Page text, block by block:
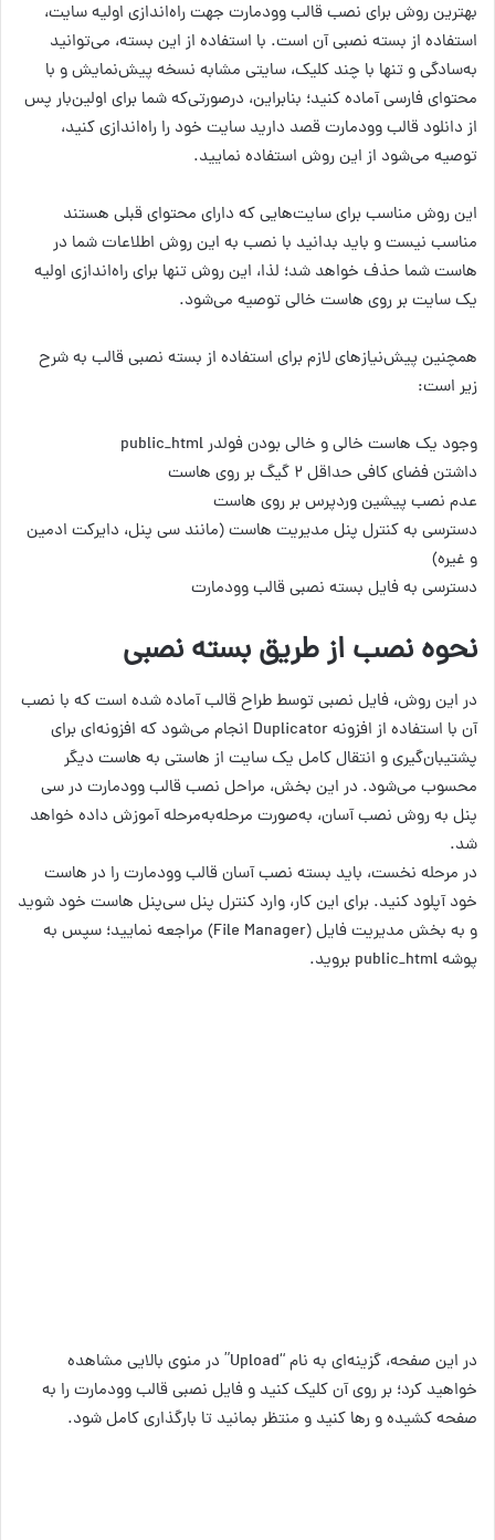
بهترین روش برای نصب قالب وودمارت جهت راه‌اندازی اولیه سایت،
استفاده از بسته نصبی آن است. با استفاده از این بسته، می‌توانید
به‌سادگی و تنها با چند کلیک، سایتی مشابه نسخه پیش‌نمایش و با
محتوای فارسی آماده کنید؛ بنابراین، درصورتی‌که شما برای اولین‌بار پس
از دانلود قالب وودمارت قصد دارید سایت خود را راه‌اندازی کنید،
توصیه می‌شود از این روش استفاده نمایید.
این روش مناسب برای سایت‌هایی که دارای محتوای قبلی هستند
مناسب نیست و باید بدانید با نصب به این روش اطلاعات شما در
هاست شما حذف خواهد شد؛ لذا، این روش تنها برای راه‌اندازی اولیه
یک سایت بر روی هاست خالی توصیه می‌شود.
همچنین پیش‌نیازهای لازم برای استفاده از بسته نصبی قالب به شرح
زیر است:
وجود یک هاست خالی و خالی بودن فولدر public_html
داشتن فضای کافی حداقل ۲ گیگ بر روی هاست
عدم نصب پیشین وردپرس بر روی هاست
دسترسی به کنترل پنل مدیریت هاست (مانند سی پنل، دایرکت ادمین
و غیره)
دسترسی به فایل بسته نصبی قالب وودمارت
نحوه نصب از طریق بسته نصبی
در این روش، فایل نصبی توسط طراح قالب آماده شده است که با نصب
آن با استفاده از افزونه Duplicator انجام می‌شود که افزونه‌ای برای
پشتیبان‌گیری و انتقال کامل یک سایت از هاستی به هاست دیگر
محسوب می‌شود. در این بخش، مراحل نصب قالب وودمارت در سی
پنل به روش نصب آسان، به‌صورت مرحله‌به‌مرحله آموزش داده خواهد
شد.
در مرحله نخست، باید بسته نصب آسان قالب وودمارت را در هاست
خود آپلود کنید. برای این کار، وارد کنترل پنل سی‌پنل هاست خود شوید
و به بخش مدیریت فایل (File Manager) مراجعه نمایید؛ سپس به
پوشه public_html بروید.
در این صفحه، گزینه‌ای به نام “Upload” در منوی بالایی مشاهده
خواهید کرد؛ بر روی آن کلیک کنید و فایل نصبی قالب وودمارت را به
صفحه کشیده و رها کنید و منتظر بمانید تا بارگذاری کامل شود.